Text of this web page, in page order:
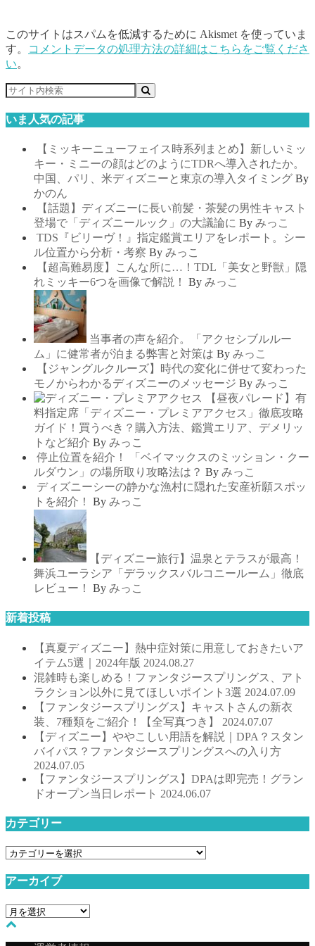
このサイトはスパムを低減するために Akismet を使っていま
す。
コメントデータの処理方法の詳細はこちらをご覧くださ
い。
いま人気の記事
【ミッキーニューフェイス時系列まとめ】新しいミッ
キー・ミニーの顔はどのようにTDRへ導入されたか。
中国、パリ、米ディズニーと東京の導入タイミング By
かのん
【話題】ディズニーに長い前髪・茶髪の男性キャスト
登場で「ディズニールック」の大議論に By みっこ
TDS『ビリーヴ！』指定鑑賞エリアをレポート。シー
ル位置から分析・考察 By みっこ
【超高難易度】こんな所に…！TDL「美女と野獣」隠
れミッキー6つを画像で解説！
By みっこ
当事者の声を紹介。「アクセシブルルー
ム」に健常者が泊まる弊害と対策は By みっこ
【ジャングルクルーズ】時代の変化に併せて変わった
モノからわかるディズニーのメッセージ By みっこ
【昼夜パレード】有
料指定席「ディズニー・プレミアアクセス」徹底攻略
ガイド！買うべき？購入方法、鑑賞エリア、デメリッ
トなど紹介 By みっこ
停止位置を紹介！ 「ベイマックスのミッション・クー
ルダウン」の場所取り攻略法は？ By みっこ
ディズニーシーの静かな漁村に隠れた安産祈願スポッ
トを紹介！
By みっこ
【ディズニー旅行】温泉とテラスが最高！
舞浜ユーラシア「デラックスバルコニールーム」徹底
レビュー！
By みっこ
新着投稿
【真夏ディズニー】熱中症対策に用意しておきたいア
イテム5選｜2024年版 2024.08.27
混雑時も楽しめる！ファンタジースプリングス、アト
ラクション以外に見てほしいポイント3選 2024.07.09
【ファンタジースプリングス】キャストさんの新衣
装、7種類をご紹介！【全写真つき】 2024.07.07
【ディズニー】ややこしい用語を解説｜DPA？スタン
バイパス？ファンタジースプリングスへの入り方
2024.07.05
【ファンタジースプリングス】DPAは即完売！グラン
ドオープン当日レポート 2024.06.07
カテゴリー
カ
ゴ
ー
アーカイブ
ア
ー
カ